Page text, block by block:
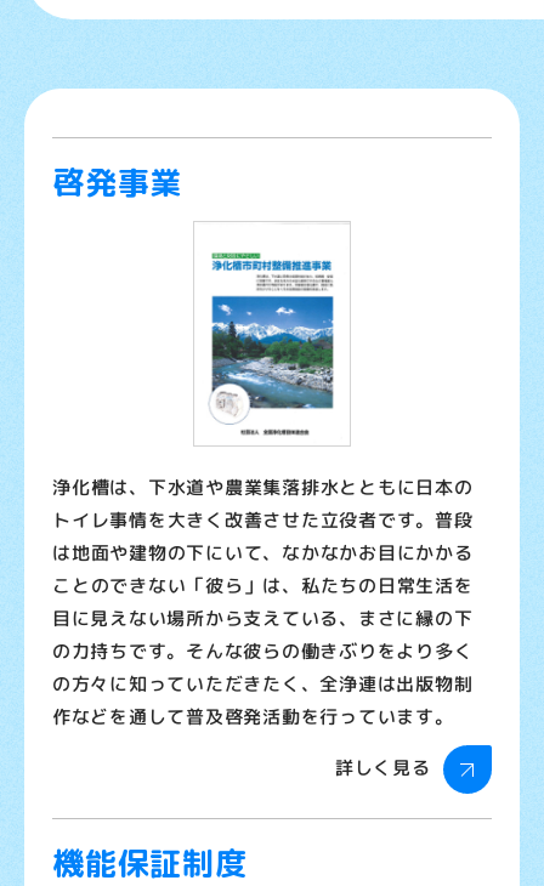
出版物案内
お問い合わせ
啓発事業
浄化槽は、下水道や農業集落排水とともに日本の
トイレ事情を大きく改善させた立役者です。普段
は地面や建物の下にいて、なかなかお目にかかる
ことのできない「彼ら」は、私たちの日常生活を
目に見えない場所から支えている、まさに縁の下
の力持ちです。そんな彼らの働きぶりをより多く
の方々に知っていただきたく、全浄連は出版物制
作などを通して普及啓発活動を行っています。
詳しく見る
機能保証制度